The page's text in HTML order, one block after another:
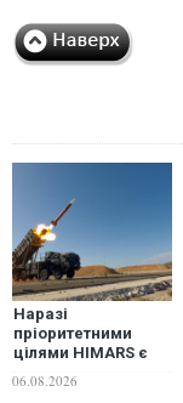
Наразі
пріоритетними
цілями HIMARS є
далекобійні
гармати росіян, -
06.08.2026